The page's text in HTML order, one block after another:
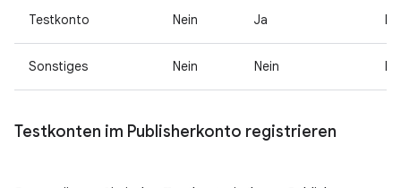
Testkonto Nein Ja
Sonstiges Nein Nein
Testkonten im Publisherkonto registrieren